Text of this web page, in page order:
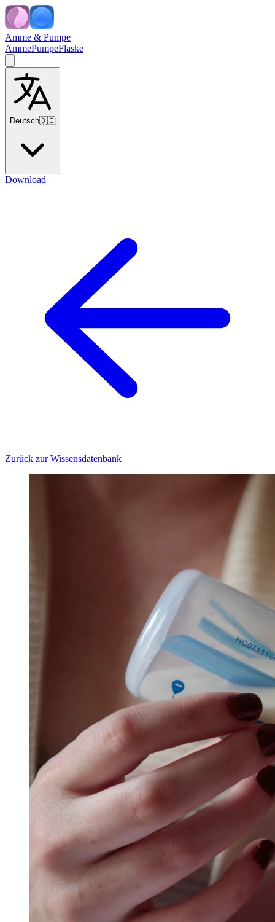
Amme & Pumpe
AmmePumpeFlaske
Deutsch🇩🇪
Download
Zurück zur Wissensdatenbank